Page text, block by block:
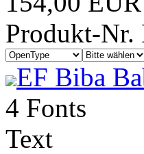
Produkt-Nr.
EF Biba
4 Fonts
Text